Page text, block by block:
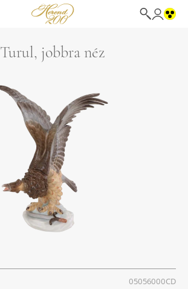
Turul, jobbra néz
05056000CD